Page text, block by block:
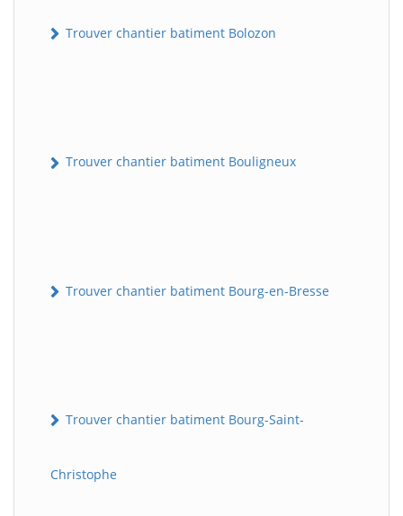
Trouver chantier batiment Bolozon
Trouver chantier batiment Bouligneux
Trouver chantier batiment Bourg-en-Bresse
Trouver chantier batiment Bourg-Saint-
Christophe